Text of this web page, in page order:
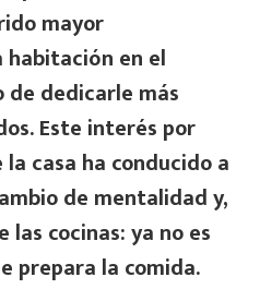
mayor
en el
de dedicarle más
Este interés por
casa ha conducido a
de mentalidad y,
las cocinas: ya no es
prepara la comida.